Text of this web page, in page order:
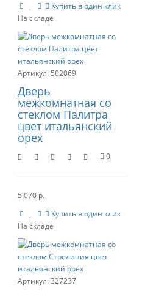
Купить в один клик
502069
Дверь
межкомнатная со
стеклом Палитра
цвет итальянский
орех
0
5 070 р.
Купить в один клик
327237